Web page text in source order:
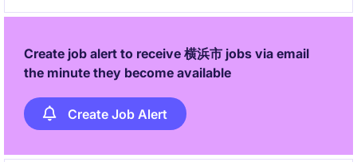
Create job alert to receive 横浜市 jobs via email
the minute they become available
Create Job Alert